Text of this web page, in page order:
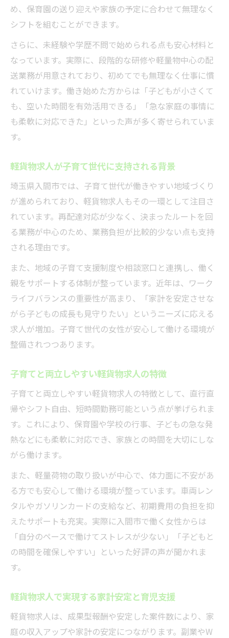
軽貨物求人で活用できる子育て応援制度
子育て世代が知っておきたい軽貨物求人支
援
軽貨物求人と連携する地域の子育てサポー
ト
子育て応援制度がある軽貨物求人の魅力
軽貨物求人で受けられる育児支援とは
ワークライフバランスに強い求人情報
ワークライフバランス重視の軽貨物求人選
び
軽貨物求人で叶う心地よい仕事と家庭の両
立
力
め、保育園の送り迎えや家族の予定に合わせて無理なく
シフトを組むことができます。
さらに、未経験や学歴不問で始められる点も安心材料と
なっています。実際に、段階的な研修や軽量物中心の配
送業務が用意されており、初めてでも無理なく仕事に慣
れていけます。働き始めた方からは「子どもが小さくて
も、空いた時間を有効活用できる」「急な家庭の事情に
も柔軟に対応できた」といった声が多く寄せられていま
す。
軽貨物求人が子育て世代に支持される背景
埼玉県入間市では、子育て世代が働きやすい地域づくり
が進められており、軽貨物求人もその一環として注目さ
れています。再配達対応が少なく、決まったルートを回
る業務が中心のため、業務負担が比較的少ない点も支持
される理由です。
また、地域の子育て支援制度や相談窓口と連携し、働く
親をサポートする体制が整っています。近年は、ワーク
ライフバランスの重要性が高まり、「家計を安定させな
がら子どもの成長も見守りたい」というニーズに応える
求人が増加。子育て世代の女性が安心して働ける環境が
整備されつつあります。
子育てと両立しやすい軽貨物求人の特徴
子育てと両立しやすい軽貨物求人の特徴として、直行直
帰やシフト自由、短時間勤務可能という点が挙げられま
す。これにより、保育園や学校の行事、子どもの急な発
熱などにも柔軟に対応でき、家族との時間を大切にしな
がら働けます。
また、軽量荷物の取り扱いが中心で、体力面に不安があ
る方でも安心して働ける環境が整っています。車両レン
タルやガソリンカードの支給など、初期費用の負担を抑
えたサポートも充実。実際に入間市で働く女性からは
「自分のペースで働けてストレスが少ない」「子どもと
の時間を確保しやすい」といった好評の声が聞かれま
す。
軽貨物求人で実現する家計安定と育児支援
軽貨物求人は、成果型報酬や安定した案件数により、家
庭の収入アップや家計の安定につながります。副業やW